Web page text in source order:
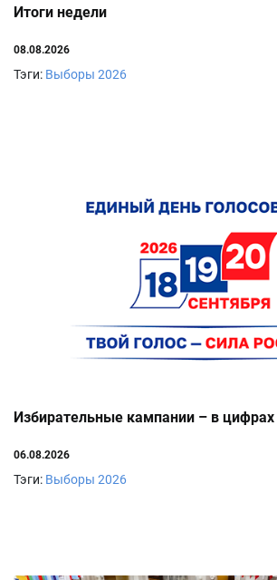
Итоги недели
08.08.2026
Тэги: Выборы 2026
Избирательные кампании – в
06.08.2026
Тэги: Выборы 2026